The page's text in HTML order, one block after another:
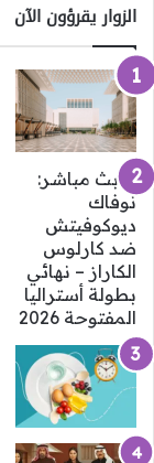
الزوار يقرؤون الآن